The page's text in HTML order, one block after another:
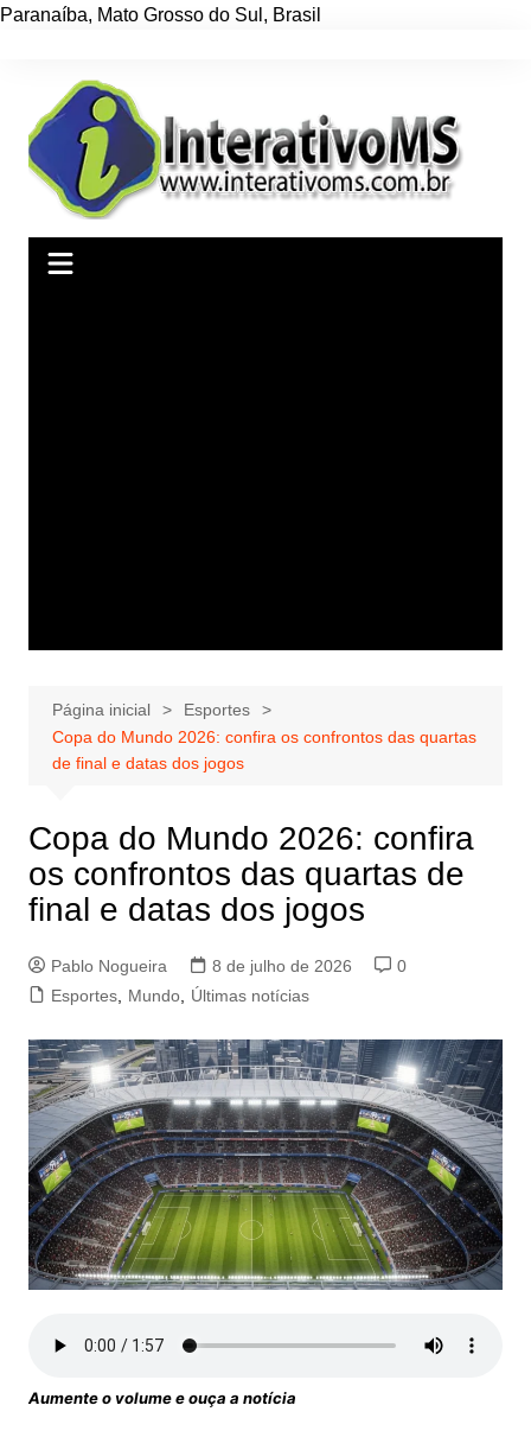
Paranaíba, Mato Grosso do Sul , Brasil
conteúdo
Página inicial
Esportes
Copa do Mundo 2026: confira os confrontos das quartas
de final e datas dos jogos
Copa do Mundo 2026: confira
os confrontos das quartas de
final e datas dos jogos
Pablo Nogueira 8 de julho de 2026
0
Esportes, Mundo, Últimas notícias
Aumente o volume e ouça a notícia